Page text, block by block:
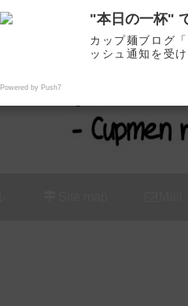
カップ麺の新商
"本日の一杯"
カップ麺ブログ
ッシュ通知を受
Powered by Push7